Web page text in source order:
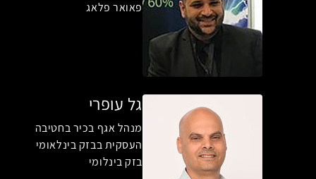
פאואר פלאג
גל עופרי
מנהל אגף בכיר בחטיבה
העסקית בבזק בינלאומי
בזק בינלומי